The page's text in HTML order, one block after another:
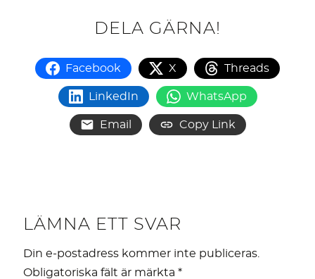
DELA GÄRNA!
Facebook X Threads
LinkedIn WhatsApp
Email Copy Link
LÄMNA ETT SVAR
Din e-postadress kommer inte publiceras.
Obligatoriska fält är märkta *